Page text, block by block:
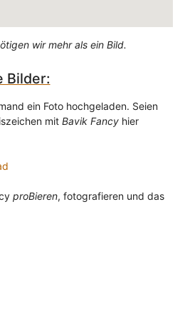
wir mehr als ein Bild.
Bilder:
ein Foto hochgeladen. Seien
mit Bavik Fancyhier
proBieren, fotografieren und das